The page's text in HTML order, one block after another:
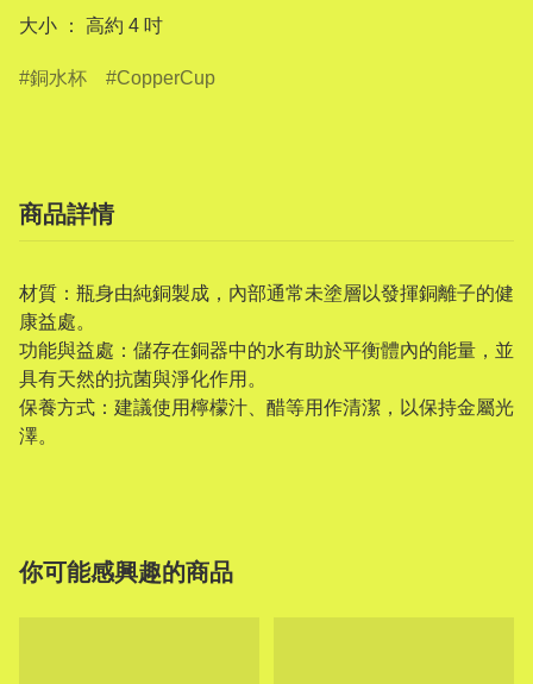
銅水杯 CopperCup
商品詳情
材質：瓶身由純銅製成，內部通常未塗層以發揮銅離子的健
康益處。
功能與益處：儲存在銅器中的水有助於平衡體內的能量，並
具有天然的抗菌與淨化作用。
保養方式：建議使用檸檬汁、醋等用作清潔，以保持金屬光
澤。
你可能感興趣的商品